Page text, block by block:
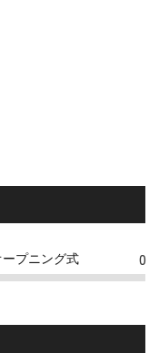
プニング式 0